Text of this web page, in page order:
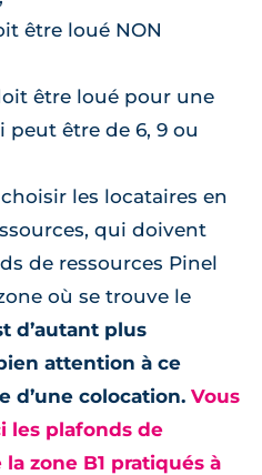
être loué NON
être loué pour une
peut être de 6, 9 ou
les locataires en
qui doivent
de ressources Pinel
où se trouve le
d’autant plus
attention à ce
d’une colocation. Vous
les plafonds de
zone B1 pratiqués à